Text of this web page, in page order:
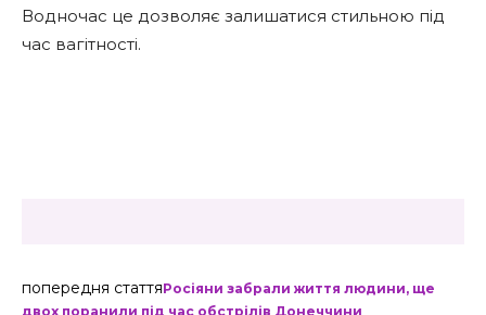
Водночас це дозволяє залишатися стильною під
час вагітності.
попередня статтяРосіяни забрали життя людини, ще
двох поранили під час обстрілів Донеччини